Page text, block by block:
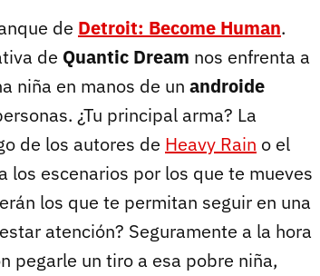
de Detroit: Become Human.
de Quantic Dream nos enfrenta a
niña en manos de un androide
¿Tu principal arma? La
de los autores de Heavy Rain o el
los escenarios por los que te mueves
los que te permitan seguir en una
atención? Seguramente a la hora
pegarle un tiro a esa pobre niña,